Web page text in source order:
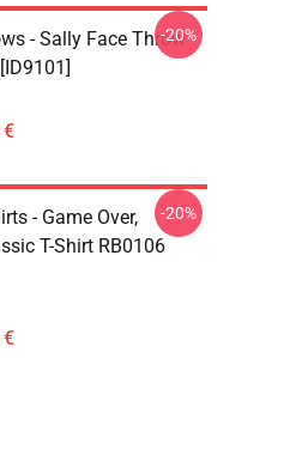
- Sally Face Throw
€
-20%
- Game Over,
T-Shirt RB0106
€
-20%